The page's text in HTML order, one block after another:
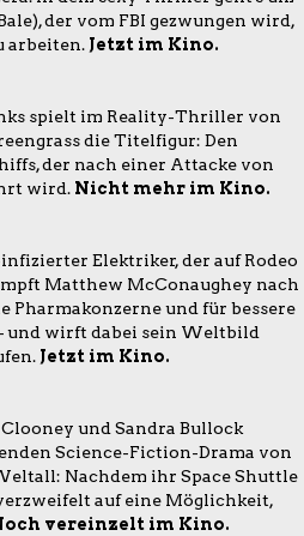
der vom FBI gezwungen wird,
arbeiten. Jetzt im Kino.
spielt im Reality-Thriller von
die Titelfigur: Den
der nach einer Attacke von
wird. Nicht mehr im Kino.
Elektriker, der auf Rodeo
Matthew McConaughey nach
Pharmakonzerne und für bessere
und wirft dabei sein Weltbild
Jetzt im Kino.
und Sandra Bullock
Science-Fiction-Drama von
Nachdem ihr Space Shuttle
auf eine Möglichkeit,
vereinzelt im Kino.